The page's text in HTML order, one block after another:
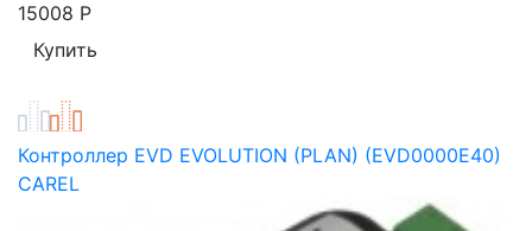
15008 Р
Контроллер EVD EVOLUTION (PLAN) (EVD0000E40)
CAREL